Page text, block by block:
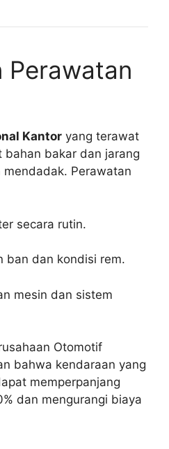
Perawatan
Kantor yang terawat
bahan bakar dan jarang
Perawatan
secara rutin.
ban dan kondisi rem.
mesin dan sistem
Otomotif
bahwa kendaraan yang
memperpanjang
dan mengurangi biaya